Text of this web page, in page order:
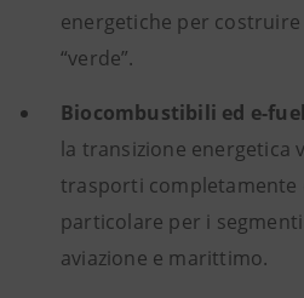
energetiche per
“verde”.
Biocombustibili ed e-fuel
la transizione energetica
trasporti completamente
particolare per i
aviazione e marittimo.